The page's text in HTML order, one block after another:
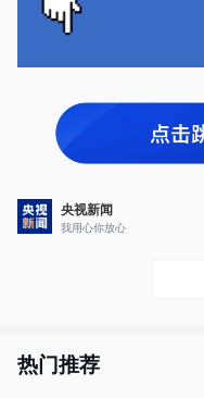
央视新闻
我用心你放心
热门推荐